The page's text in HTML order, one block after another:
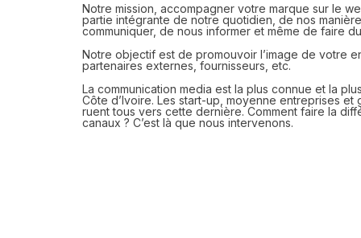
Notre mission, accompagner votre marque sur le
partie intégrante de notre quotidien, de nos
communiquer, de nous informer et même de faire
Notre objectif est de promouvoir l’image de votre
partenaires externes, fournisseurs, etc.
La communication media est la plus connue et la
Côte d’Ivoire. Les start-up, moyenne entreprises et
ruent tous vers cette dernière. Comment faire la
canaux ? C’est là que nous intervenons.